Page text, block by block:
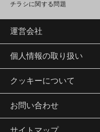
チラシに関する問題
運営会社
個人情報の取り扱い
クッキーについて
お問い合わせ